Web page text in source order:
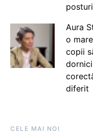
Aura
o
copii
diferit
CELE MAI NOI